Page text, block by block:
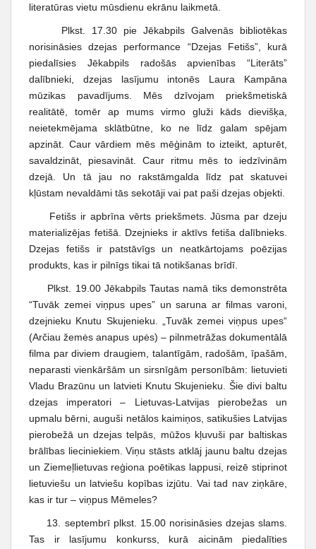
literatūras vietu mūsdienu ekrānu laikmetā.
Plkst. 17.30 pie Jēkabpils Galvenās bibliotēkas
norisināsies dzejas performance “Dzejas Fetišs”, kurā
piedalīsies Jēkabpils radošās apvienības “Literāts”
dalībnieki, dzejas lasījumu intonēs Laura Kampāna
mūzikas pavadījums. Mēs dzīvojam priekšmetiskā
realitātē, tomēr ap mums virmo gluži kāds dievišķa,
neietekmējama sklātbūtne, ko ne līdz galam spējam
apzināt. Caur vārdiem mēs mēģinām to izteikt, apturēt,
savaldzināt, piesavināt. Caur ritmu mēs to iedzīvinām
dzejā. Un tā jau no rakstāmgalda līdz pat skatuvei
kļūstam nevaldāmi tās sekotāji vai pat paši dzejas objekti.
Fetišs ir apbrīna vērts priekšmets. Jūsma par dzeju
materializējas fetišā. Dzejnieks ir aktīvs fetiša dalībnieks.
Dzejas fetišs ir patstāvīgs un neatkārtojams poēzijas
produkts, kas ir pilnīgs tikai tā notikšanas brīdī.
Plkst. 19.00 Jēkabpils Tautas namā tiks demonstrēta
“Tuvāk zemei viņpus upes” un saruna ar filmas varoni,
dzejnieku Knutu Skujenieku. „Tuvāk zemei viņpus upes“
(Arčiau žemės anapus upės) – pilnmetrāžas dokumentālā
filma par diviem draugiem, talantīgām, radošām, īpašām,
neparasti vienkāršām un sirsnīgām personībām: lietuvieti
Vladu Brazūnu un latvieti Knutu Skujenieku. Šie divi baltu
dzejas imperatori – Lietuvas-Latvijas pierobežas un
upmalu bērni, auguši netālos kaimiņos, satikušies Latvijas
pierobežā un dzejas telpās, mūžos kļuvuši par baltiskas
brālības lieciniekiem. Viņu stāsts atklāj jaunu baltu dzejas
un Ziemeļlietuvas reģiona poētikas lappusi, reizē stiprinot
lietuviešu un latviešu kopības izjūtu. Vai tad nav ziņkāre,
kas ir tur – viņpus Mēmeles?
13. septembrī plkst. 15.00 norisināsies dzejas slams.
Tas ir lasījumu konkurss, kurā aicinām piedalīties